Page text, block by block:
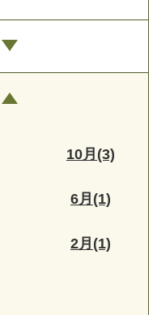
10月(3)
6月(1)
2月(1)